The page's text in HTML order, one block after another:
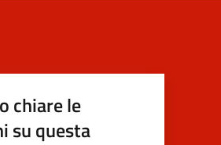
chiare le
su questa